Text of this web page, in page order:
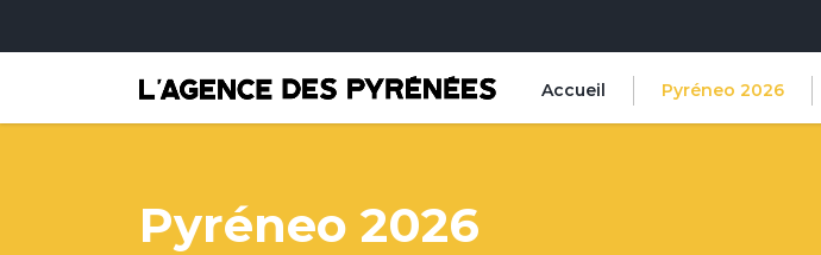
Accueil Pyréneo 2026
Pyréneo 2026